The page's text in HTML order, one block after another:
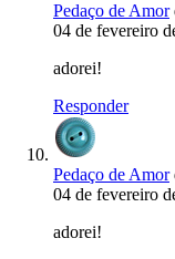
Pedaço de Amor
04 de fevereiro
adorei!
Responder
Pedaço de Amor
04 de fevereiro
adorei!